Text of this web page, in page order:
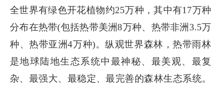
全世界有绿色开花植物约25万种，其中有17万种
分布在热带(包括热带美洲8万种、热带非洲3.5万
种、热带亚洲4万种)。纵观世界森林，热带雨林
是地球陆地生态系统中最神秘、最美观、最复
杂、最强大、最稳定、最完善的森林生态系统。